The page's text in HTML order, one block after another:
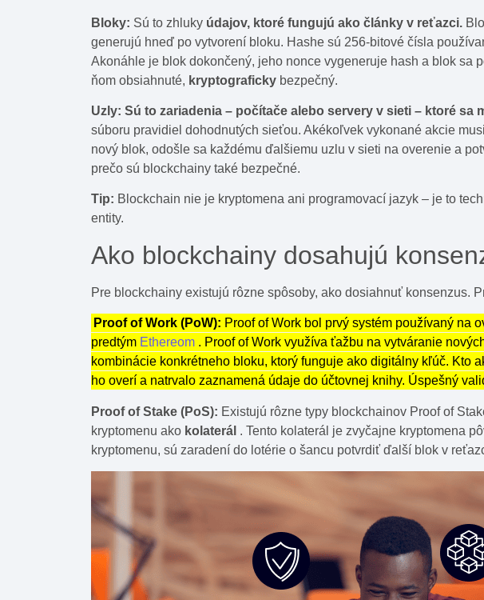
Bloky: Sú to zhluky údajov, ktoré fungujú ako články v reťazci.
generujú hneď po vytvorení bloku. Hashe sú 256-bitové čísla
Akonáhle je blok dokončený, jeho nonce vygeneruje hash a blok sa
ňom obsiahnuté, kryptograficky bezpečný.
Uzly: Sú to zariadenia – počítače alebo servery v sieti – ktoré sa
súboru pravidiel dohodnutých sieťou. Akékoľvek vykonané akcie
nový blok, odošle sa každému ďalšiemu uzlu v sieti na overenie a
prečo sú blockchainy také bezpečné.
Tip: Blockchain nie je kryptomena ani programovací jazyk – je to
entity.
Ako blockchainy dosahujú
Pre blockchainy existujú rôzne spôsoby, ako dosiahnuť konsenzus.
Proof of Work (PoW): Proof of Work bol prvý systém používaný na
predtým Ethereom . Proof of Work využíva ťažbu na vytváranie
kombinácie konkrétneho bloku, ktorý funguje ako digitálny kľúč. Kto
ho overí a natrvalo zaznamená údaje do účtovnej knihy. Úspešný
Proof of Stake (PoS): Existujú rôzne typy blockchainov Proof of
kryptomenu ako kolaterál . Tento kolaterál je zvyčajne kryptomena
kryptomenu, sú zaradení do lotérie o šancu potvrdiť ďalší blok v